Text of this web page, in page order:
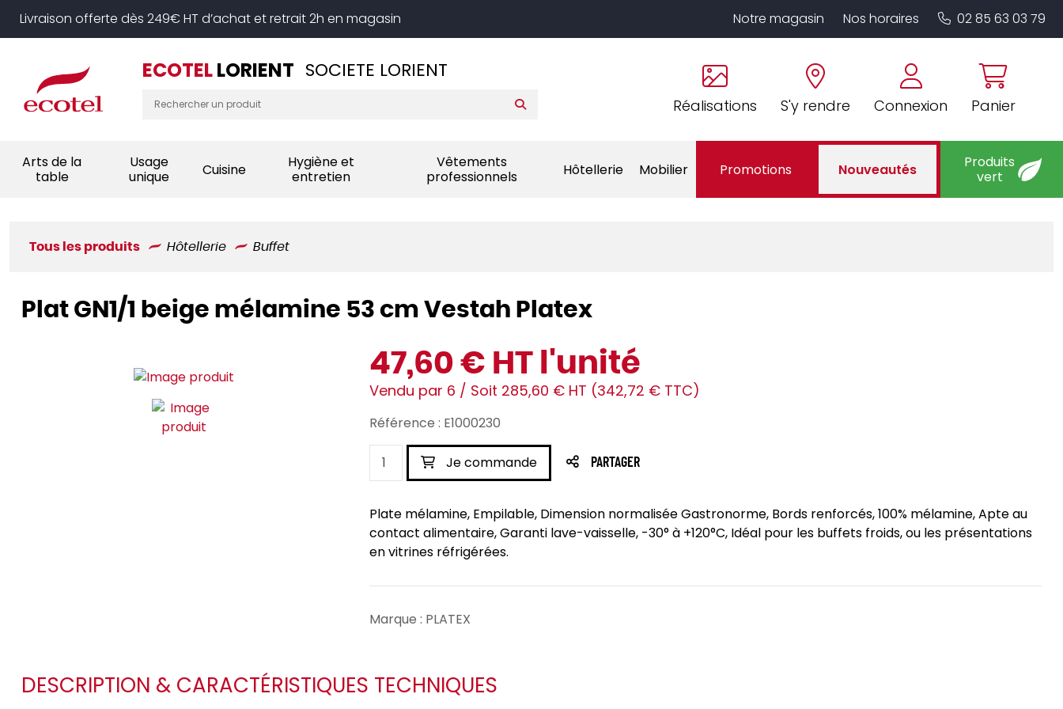
Livraison offerte dès 249€ HT d’achat et retrait 2h en magasin
Réalisations S'y rendre Connexion Panier
ECOTELLORIENT SOCIETE LORIENT
Notre magasin Nos horaires 02 85 63 03 79
Arts de la
table
Usage
unique
Cuisine
Hygiène et
entretien
Vêtements
professionnels
Hôtellerie Mobilier Promotions Nouveautés
Produits
vert
Tous les produits Hôtellerie Buffet
Plat GN1/1 beige mélamine 53 cm Vestah Platex
47,60 € HT l'unité
Vendu par 6 / Soit 285,60 € HT (342,72 € TTC)
Référence : E1000230
Je commande PARTAGER
Plate mélamine, Empilable, Dimension normalisée Gastronorme, Bords renforcés, 100% mélamine, Apte au
contact alimentaire, Garanti lave-vaisselle, -30° à +120°C, Idéal pour les buffets froids, ou les présentations
en vitrines réfrigérées.
Marque : PLATEX
DESCRIPTION & CARACTÉRISTIQUES TECHNIQUES
Panneau de gestion des cookies